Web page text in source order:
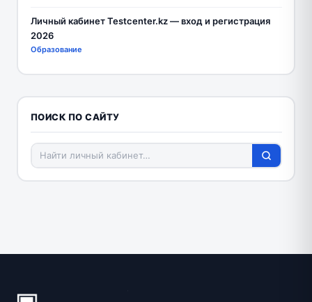
Личный кабинет Testcenter.kz — вход и регистрация
2026
Образование
ПОИСК ПО САЙТУ